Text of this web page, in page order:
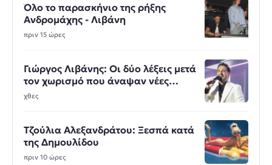
Όλο το παρασκήνιο της ρήξης
Ανδρομάχης - Λιβάνη
πριν 15 ώρες
Γιώργος Λιβάνης: Οι δύο λέξεις μετά
τον χωρισμό που άναψαν νέες
φωτιές
χθες
Τζούλια Αλεξανδράτου: Ξεσπά κατά
της Δημουλίδου
πριν 10 ώρες